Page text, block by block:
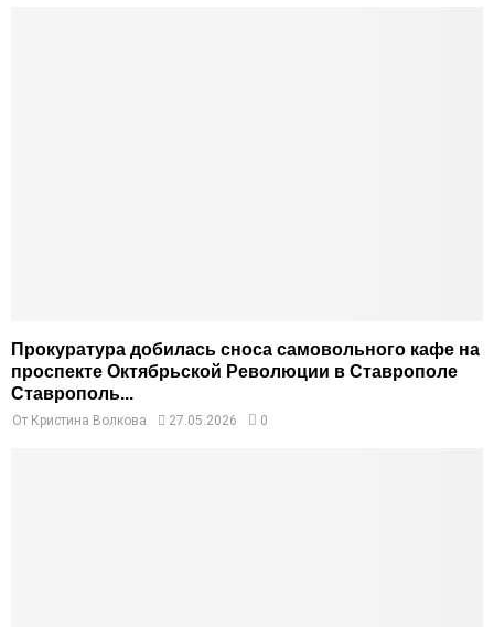
Прокуратура добилась сноса самовольного кафе на
проспекте Октябрьской Революции в Ставрополе
Ставрополь...
От Кристина Волкова 27.05.2026 0